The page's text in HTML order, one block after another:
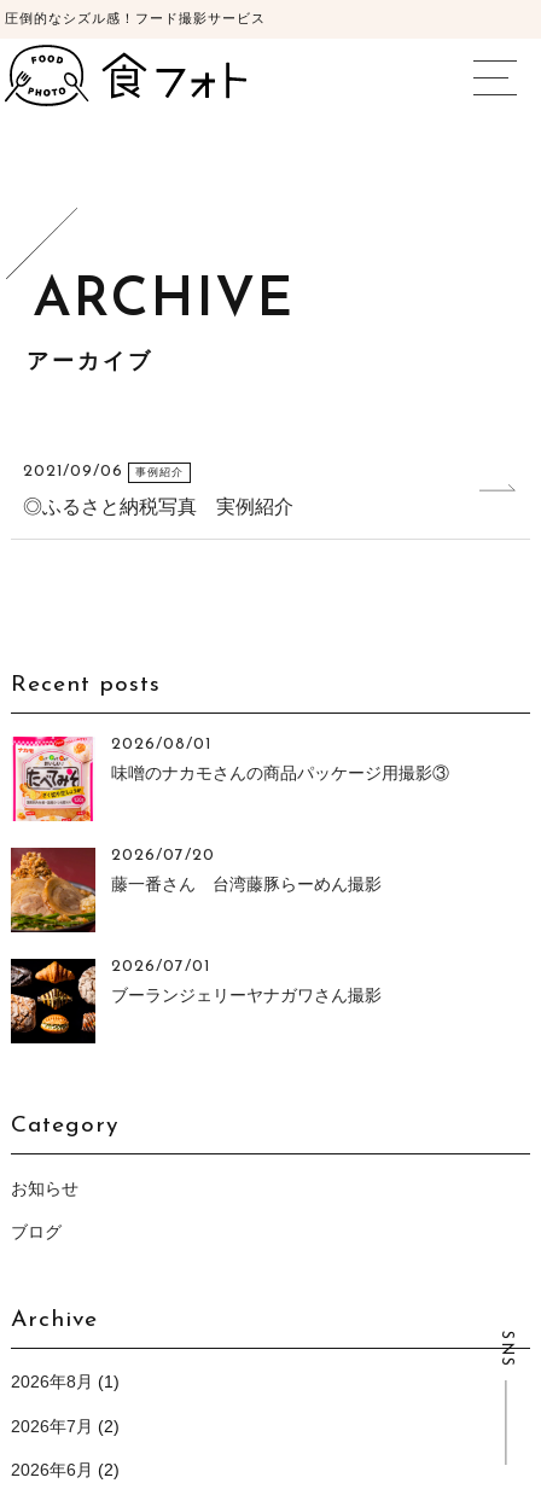
圧倒的なシズル感！フード撮影サービス
食フォト | 圧倒的
SNS
アーカイブ
2021/09/06 事例紹介
◎ふるさと納税写真 実例紹介
Recent posts
2026/08/01
味噌のナカモさんの商品パッケージ用撮影③
2026/07/20
藤一番さん 台湾藤豚らーめん撮影
2026/07/01
ブーランジェリーヤナガワさん撮影
Category
お知らせ
ブログ
Archive
2026年8月 (1)
2026年7月 (2)
2026年6月 (2)